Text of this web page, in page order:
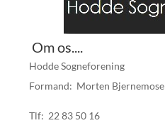
Om os....
Hodde Sogneforening
Formand: Morten Bjernemose
Tlf: 22 83 50 16